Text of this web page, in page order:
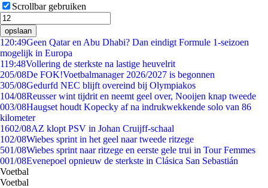
Scrollbar gebruiken
opslaan
1 20:49Geen Qatar en Abu Dhabi? Dan eindigt Formule 1-seizoen
mogelijk in Europa
119:48Vollering de sterkste na lastige heuvelrit
205/08De FOK!Voetbalmanager 2026/2027 is begonnen
305/08Gedurfd NEC blijft overeind bij Olympiakos
104/08Reusser wint tijdrit en neemt geel over, Nooijen knap tweede
003/08Haugset houdt Kopecky af na indrukwekkende solo van 86
kilometer
1602/08AZ klopt PSV in Johan Cruijff-schaal
102/08Wiebes sprint in het geel naar tweede ritzege
501/08Wiebes sprint naar ritzege en eerste gele trui in Tour Femmes
001/08Evenepoel opnieuw de sterkste in Clásica San Sebastián
Voetbal
Voetbal